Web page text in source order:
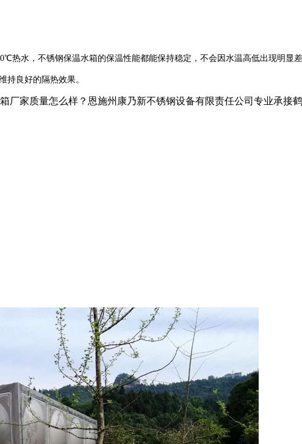
热水，不锈钢保温水箱的保温性能都能保持稳定，不会因水温高低出现明显差
持良好的隔热效果。
厂家质量怎么样？恩施州康乃新不锈钢设备有限责任公司专业承接